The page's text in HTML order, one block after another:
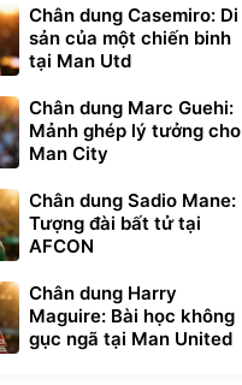
Chân dung Casemiro: Di
sản của một chiến binh
tại Man Utd
Chân dung Marc Guehi:
Mảnh ghép lý tưởng cho
Man City
Chân dung Sadio Mane:
Tượng đài bất tử tại
AFCON
Chân dung Harry
Maguire: Bài học không
gục ngã tại Man United